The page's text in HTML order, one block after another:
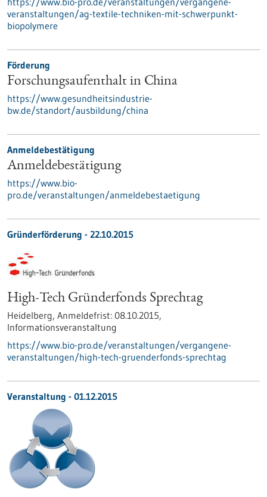
veranstaltungen/ag-textile-techniken-mit-schwerpunkt-
biopolymere
Förderung
Forschungsaufenthalt in China
https://www.gesundheitsindustrie-
bw.de/standort/ausbildung/china
Anmeldebestätigung
Anmeldebestätigung
https://www.bio-
pro.de/veranstaltungen/anmeldebestaetigung
Gründerförderung - 22.10.2015
High-Tech Gründerfonds Sprechtag
Heidelberg, Anmeldefrist: 08.10.2015,
Informationsveranstaltung
https://www.bio-pro.de/veranstaltungen/vergangene-
veranstaltungen/high-tech-gruenderfonds-sprechtag
Veranstaltung - 01.12.2015